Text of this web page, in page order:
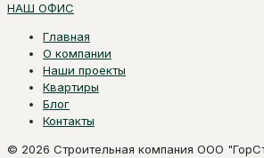
НАШ ОФИС
Главная
О компании
Наши проекты
Квартиры
Блог
Контакты
© 2026 Строительная компания ООО